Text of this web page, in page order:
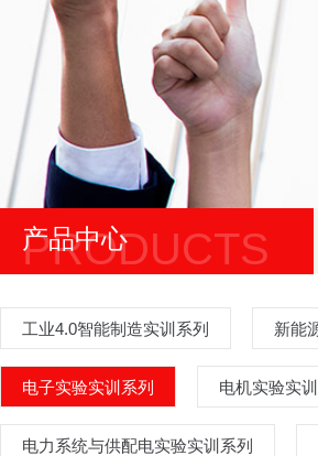
产品中心
PRODUCTS
工业4.0智能制造实训系列 新能
电子实验实训系列 电机实验实
电力系统与供配电实验实训系列